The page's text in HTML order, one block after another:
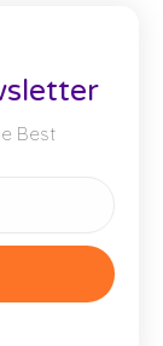
Best